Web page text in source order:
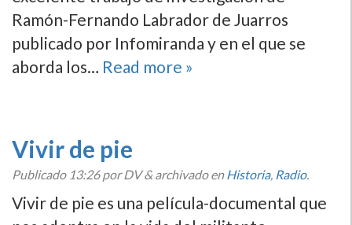
Ramón-Fernando Labrador de Juarros
publicado por Infomiranda y en el que se
aborda los… Read more »
Vivir de pie
Publicado 13:26por DV&archivado enHistoria, Radio.
Vivir de pie es una pelí­cula-documental que